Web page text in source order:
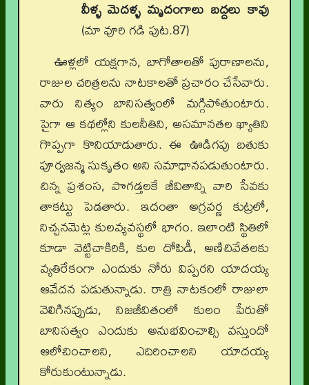
వీళ్ళ మెదళ్ళ మృదంగాలు బద్దలు కావు
(మా వూరి గడి పుట.87)
ఊళ్లలో యక్షగాన, బాగోతాలతో పురాణాలను,
రాజుల చరిత్రలను నాటకాలతో ప్రచారం చేసేవారు.
వారు నిత్యం బానిసత్వంలో మగ్గిపోతుంటారు.
పైగా ఆ కథల్లోని కులనీతిని, అసమానతల ఖ్యాతిని
గొప్పగా కొనియాడుతారు. ఈ ఊడిగపు బతుకు
పూర్వజన్మ సుకృతం అని సమాధానపడుతుంటారు.
చిన్న ప్రశంస, పొగడ్తలకే జీవితాన్ని వారి సేవకు
తాకట్టు పెడతారు. ఇదంతా అగ్రవర్ణ కుట్రలో,
నిచ్చనమెట్ల కులవ్యవస్థలో భాగం. ఇలాంటి స్థితిలో
కూడా వెట్టిచాకిరికి, కుల దోపిడీ, అణిచివేతలకు
వ్యతిరేకంగా ఎందుకు నోరు విప్పరని యాదయ్య
ఆవేదన పడుతున్నాడు. రాత్రి నాటకంలో రాజులా
వెలిగినప్పుడు, నిజజీవితంలో కులం పేరుతో
బానిసత్వం ఎందుకు అనుభవించాల్సి వస్తుందో
ఆలోచించాలని, ఎదిరించాలని యాదయ్య
కోరుకుంటున్నాడు.